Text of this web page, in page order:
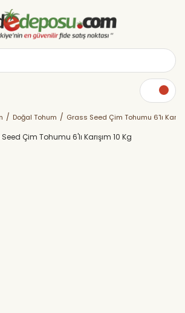
Doğal Tohum Grass Seed Çim Tohumu 6'lı